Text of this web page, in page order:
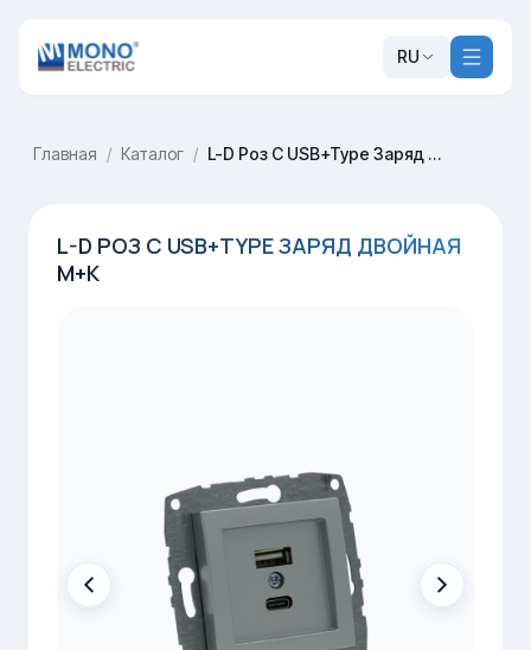
RU
Главная / Каталог / L-D Роз С USB+Type Заряд Двойная М+К
L-D РОЗ С USB+TYPE ЗАРЯД ДВОЙНАЯ
М+К